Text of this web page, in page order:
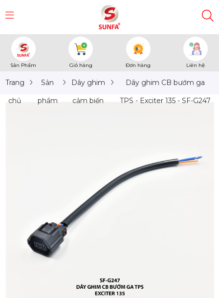
Sản Phẩm Giỏ hàng Đơn hàng Liên hệ
Trang
chủ
Sản
phẩm
Dây ghim
cảm biến
Dây ghim CB bướm ga
TPS - Exciter 135 - SF-G247